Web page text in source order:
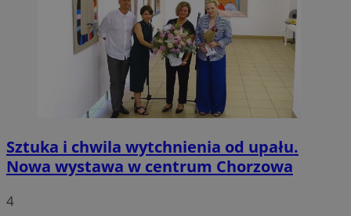
Sztuka i chwila wytchnienia od upału.
Nowa wystawa w centrum Chorzowa
4